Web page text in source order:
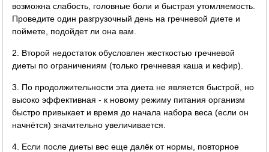
возможна слабость, головные боли и быстрая утомляемость.
Проведите один разгрузочный день на гречневой диете и
поймете, подойдет ли она вам.
2. Второй недостаток обусловлен жесткостью гречневой
диеты по ограничениям (только гречневая каша и кефир).
3. По продолжительности эта диета не является быстрой, но
высоко эффективная - к новому режиму питания организм
быстро привыкает и время до начала набора веса (если он
начнётся) значительно увеличивается.
4. Если после диеты вес еще далёк от нормы, повторное